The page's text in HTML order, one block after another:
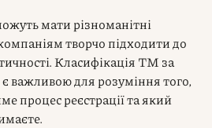
мати різноманітні
творчо підходити до
Класифікація ТМ за
важливою для розуміння того,
процес реєстрації та який